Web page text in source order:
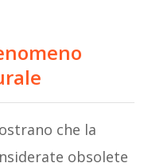
che la
obsolete